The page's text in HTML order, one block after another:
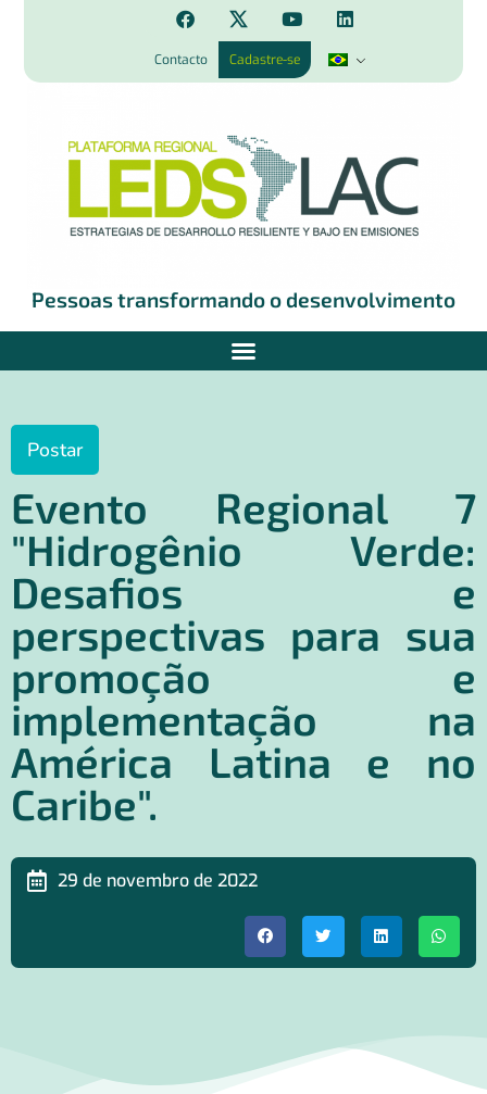
Contacto Cadastre-se
Pessoas transformando o desenvolvimento
Postar
Evento Regional 7
"Hidrogênio Verde:
Desafios e
perspectivas para sua
promoção e
implementação na
América Latina e no
Caribe".
29 de novembro de 2022